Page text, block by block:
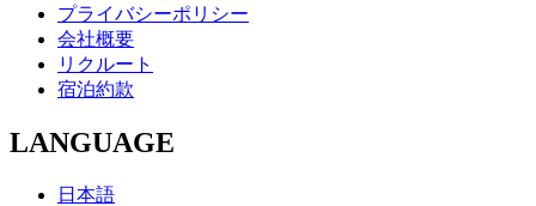
プライバシーポリシー
会社概要
リクルート
宿泊約款
LANGUAGE
日本語